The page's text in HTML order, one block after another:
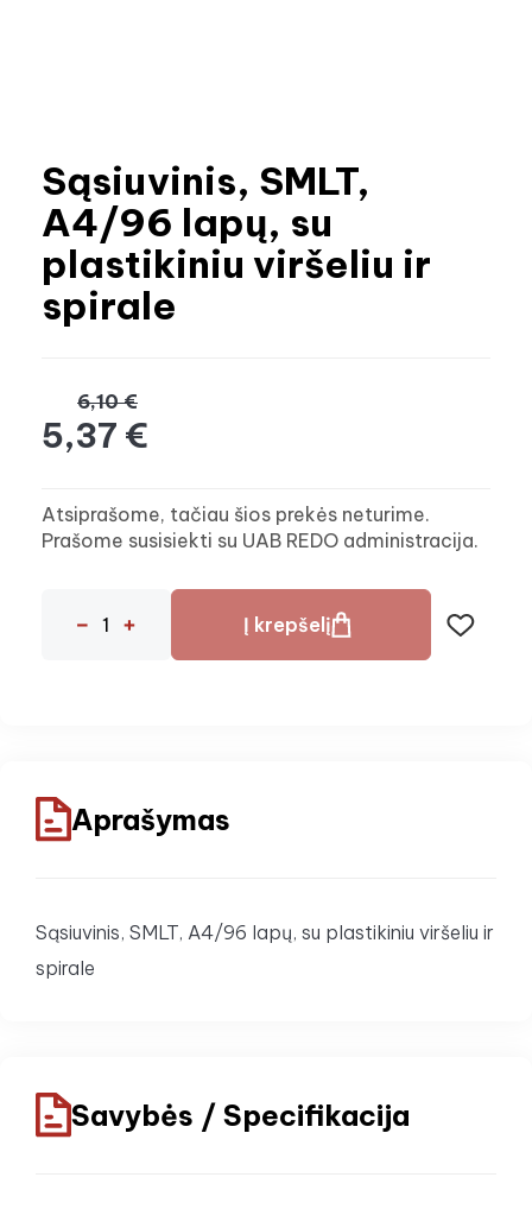
Sąsiuvinis, SMLT,
A4/96 lapų, su
plastikiniu viršeliu ir
spirale
6,10 €
5,37 €
Atsiprašome, tačiau šios prekės neturime.
Prašome susisiekti su UAB REDO administracija.
Į krepšelį
Aprašymas
Sąsiuvinis, SMLT, A4/96 lapų, su plastikiniu viršeliu ir
spirale
Savybės / Specifikacija